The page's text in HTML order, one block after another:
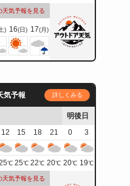
天気予報を見る
) 16(日) 17(月)
気予報 詳しくみる
明後日
12 15 18 21 0
3
℃ 25℃ 22℃ 20℃ 20℃ 19℃
天気予報を見る